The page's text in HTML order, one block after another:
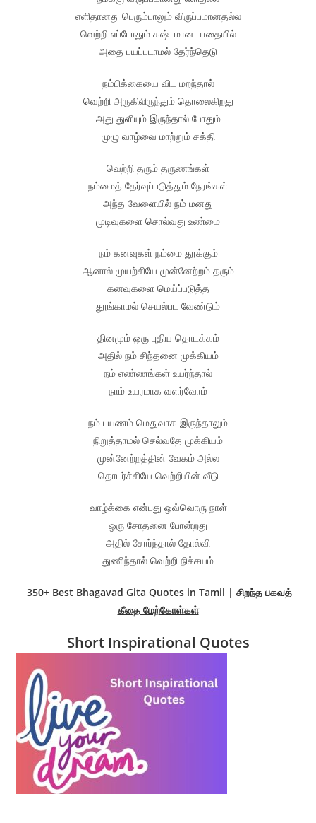
எளிதானது பெரும்பாலும் விருப்பமானதல்ல
வெற்றி எப்போதும் கஷ்டமான பாதையில்
அதை பயப்படாமல் தேர்ந்தெடு
நம்பிக்கையை விட மறந்தால்
வெற்றி அருகிலிருந்தும் தொலைகிறது
அது துளியும் இருந்தால் போதும்
முழு வாழ்வை மாற்றும் சக்தி
வெற்றி தரும் தருணங்கள்
நம்மைத் தேர்வுப்படுத்தும் நேரங்கள்
அந்த வேளையில் நம் மனது
முடிவுகளை சொல்வது உண்மை
நம் கனவுகள் நம்மை தூக்கும்
ஆனால் முயற்சியே முன்னேற்றம் தரும்
கனவுகளை மெய்ப்படுத்த
தூங்காமல் செயல்பட வேண்டும்
தினமும் ஒரு புதிய தொடக்கம்
அதில் நம் சிந்தனை முக்கியம்
நம் எண்ணங்கள் உயர்ந்தால்
நாம் உயரமாக வளர்வோம்
நம் பயணம் மெதுவாக இருந்தாலும்
நிறுத்தாமல் செல்வதே முக்கியம்
முன்னேற்றத்தின் வேகம் அல்ல
தொடர்ச்சியே வெற்றியின் வீடு
வாழ்க்கை என்பது ஒவ்வொரு நாள்
ஒரு சோதனை போன்றது
அதில் சோர்ந்தால் தோல்வி
துணிந்தால் வெற்றி நிச்சயம்
350+ Best Bhagavad Gita Quotes in Tamil | சிறந்த பகவத்
கீதை மேற்கோள்கள்
Short Inspirational Quotes